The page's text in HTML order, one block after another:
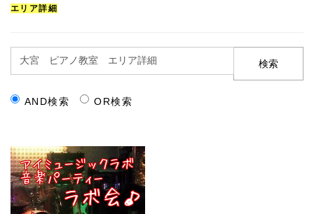
エリア詳細
AND検索 OR検索